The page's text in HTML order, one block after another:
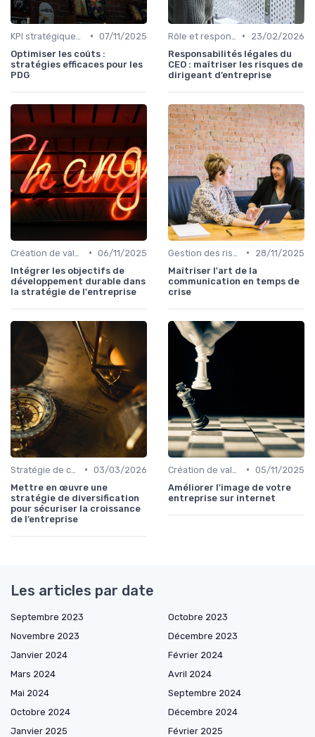
• 07/11/2025
Optimiser les coûts :
stratégies efficaces pour les
PDG
•
23/02/2026
Responsabilités légales du
CEO : maîtriser les risques de
dirigeant d’entreprise
• 06/11/2025
Intégrer les objectifs de
développement durable dans
la stratégie de l'entreprise
•
28/11/2025
Maîtriser l'art de la
communication en temps de
crise
• 03/03/2026
Mettre en œuvre une
stratégie de diversification
pour sécuriser la croissance
de l’entreprise
• 05/11/2025
Améliorer l'image de votre
entreprise sur internet
Les articles par date
Septembre 2023
Octobre 2023
Novembre 2023
Décembre 2023
Janvier 2024
Février 2024
Mars 2024
Avril 2024
Mai 2024
Septembre 2024
Octobre 2024
Décembre 2024
Janvier 2025
Février 2025